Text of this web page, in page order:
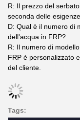
R: Il prezzo del
seconda delle
D: Qual è il numero di
dell'acqua in FRP?
R: Il numero di
FRP è personalizzato
del cliente.
Tags: